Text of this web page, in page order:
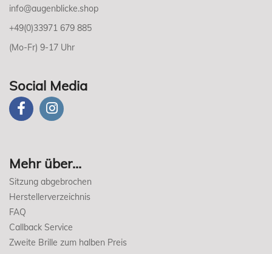
info@augenblicke.shop
+49(0)33971 679 885
(Mo-Fr) 9-17 Uhr
Social Media
Mehr über...
Sitzung abgebrochen
Herstellerverzeichnis
FAQ
Callback Service
Zweite Brille zum halben Preis